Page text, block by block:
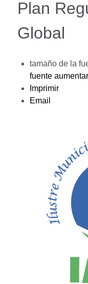
Plan
Global
tamaño de la
fuente
Imprimir
Email